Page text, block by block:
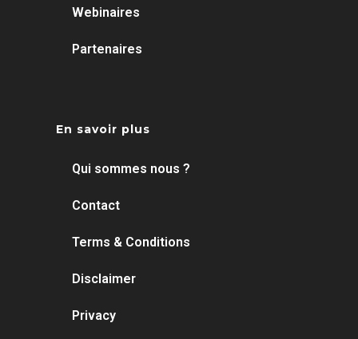
Webinaires
Partenaires
En savoir plus
Qui sommes nous ?
Contact
Terms & Conditions
Disclaimer
Privacy